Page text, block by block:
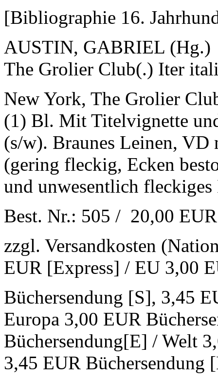
[Bibliographie 16.
AUSTIN, GABRIEL (Hg.)
The Grolier Club(.) Iter
New York, The Grolier
(1) Bl. Mit Titelvignette
(s/w). Braunes Leinen,
(gering fleckig, Ecken
und unwesentlich fleckiges
Best. Nr.: 505 / 20,00 EUR
zzgl. Versandkosten
EUR [Express] / EU 3,00
Büchersendung [S], 3,45
Europa 3,00 EUR
Büchersendung[E] / Welt
3,45 EUR Büchersendung